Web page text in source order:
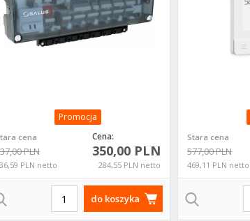
Promocja
cena
PLN
PLN netto
Cena:
350,00 PLN
284,55 PLN netto
do koszyka
Stara cena
577,00 PLN
469,11 PLN netto